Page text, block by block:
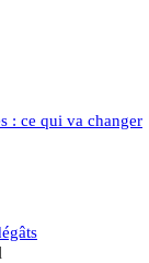
: ce qui va changer